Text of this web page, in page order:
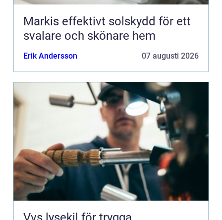
Markis effektivt solskydd för ett
svalare och skönare hem
Erik Andersson 07 augusti 2026